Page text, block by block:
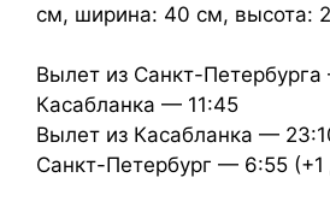
см, ширина: 40 см, высота:
Вылет из Санкт-
Касабланка — 11:45
Вылет из Касабланка —
Санкт-Петербург — 6:55 (+1